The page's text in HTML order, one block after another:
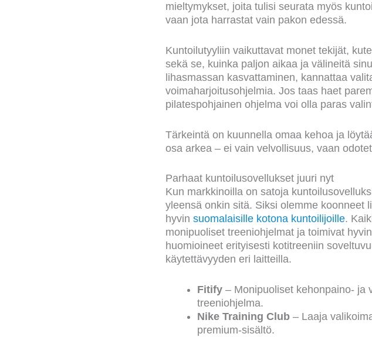
mieltymykset, joita tulisi seurata myös
vaan jota harrastat vain pakon edessä.
Kuntoilutyyliin vaikuttavat monet tekijät,
sekä se, kuinka paljon aikaa ja välineitä
lihasmassan kasvattaminen, kannattaa
voimaharjoitusohjelmia. Jos taas haet
pilatespohjainen ohjelma voi olla paras
Tärkeintä on kuunnella omaa kehoa ja
osa arkea – ei vain velvollisuus, vaan
Parhaat kuntoilusovellukset juuri nyt
Kun markkinoilla on satoja
yleensä onkin sitä. Siksi olemme koonneet
hyvin suomalaisille kotona kuntoilijoille.
monipuoliset treeniohjelmat ja toimivat
huomioineet erityisesti kotitreeniin
käytettävyyden eri laitteilla.
Fitify – Monipuoliset kehonpaino- ja
treeniohjelma.
Nike Training Club – Laaja
premium-sisältö.